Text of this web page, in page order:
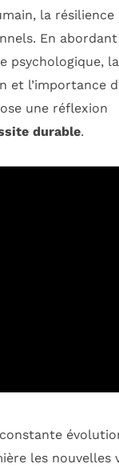
la résilience
En
psychologique, la
et l’importance
une réflexion
durable.
les nouvelles